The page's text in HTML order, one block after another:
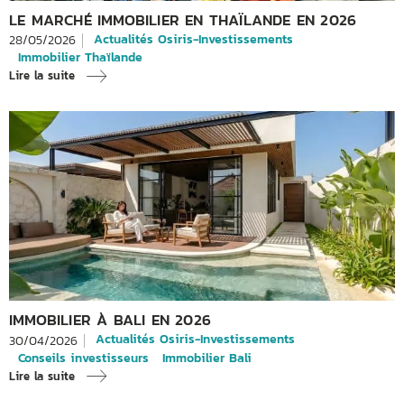
LE MARCHÉ IMMOBILIER EN THAÏLANDE EN 2026
28/05/2026
Actualités Osiris-Investissements
Immobilier Thaïlande
Lire la suite
IMMOBILIER À BALI EN 2026
30/04/2026
Actualités Osiris-Investissements
Conseils investisseurs
Immobilier Bali
Lire la suite